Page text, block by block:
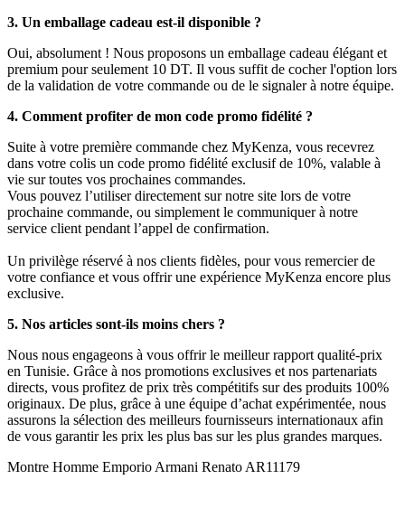
3. Un emballage cadeau est-il disponible ?
Oui, absolument ! Nous proposons un emballage cadeau élégant et
premium pour seulement 10 DT. Il vous suffit de cocher l'option lors
de la validation de votre commande ou de le signaler à notre équipe.
4. Comment profiter de mon code promo fidélité ?
Suite à votre première commande chez MyKenza, vous recevrez
dans votre colis un code promo fidélité exclusif de 10%, valable à
vie sur toutes vos prochaines commandes.
Vous pouvez l’utiliser directement sur notre site lors de votre
prochaine commande, ou simplement le communiquer à notre
service client pendant l’appel de confirmation.
Un privilège réservé à nos clients fidèles, pour vous remercier de
votre confiance et vous offrir une expérience MyKenza encore plus
exclusive.
5. Nos articles sont-ils moins chers ?
Nous nous engageons à vous offrir le meilleur rapport qualité-prix
en Tunisie. Grâce à nos promotions exclusives et nos partenariats
directs, vous profitez de prix très compétitifs sur des produits 100%
originaux. De plus, grâce à une équipe d’achat expérimentée, nous
assurons la sélection des meilleurs fournisseurs internationaux afin
de vous garantir les prix les plus bas sur les plus grandes marques.
Montre Homme Emporio Armani Renato AR11179